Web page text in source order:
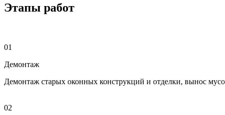
Этапы работ
01
Демонтаж
Демонтаж старых оконных конструкций и отделки, вынос
02